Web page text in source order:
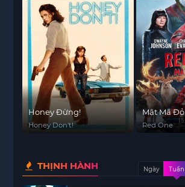
Honey Đừng!
Honey Don't!
Mật Mã Đỏ
Red One
THỊNH HÀNH Ngày Tuần